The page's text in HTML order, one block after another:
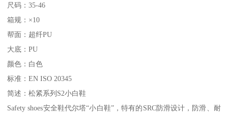
尺码：35-46
箱规：×10
帮面：超纤PU
大底：PU
颜色：白色
标准：EN ISO 20345
简述：松紧系列S2小白鞋
Safety shoes安全鞋代尔塔“小白鞋”，特有的SRC防滑设计，防滑、耐